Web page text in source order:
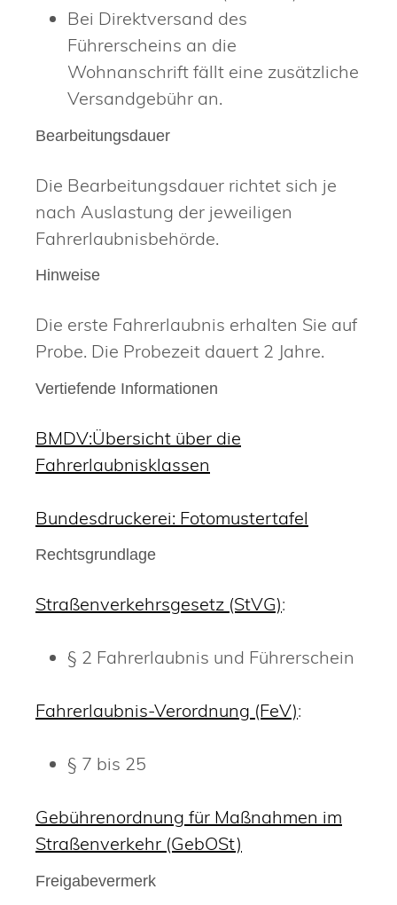
Bei Direktversand des
Führerscheins an die
Wohnanschrift fällt eine zusätzliche
Versandgebühr an.
Bearbeitungsdauer
Die Bearbeitungsdauer richtet sich je
nach Auslastung der jeweiligen
Fahrerlaubnisbehörde.
Hinweise
Die erste Fahrerlaubnis erhalten Sie auf
Probe. Die Probezeit dauert 2 Jahre.
Vertiefende Informationen
BMDV:Übersicht über die
Fahrerlaubnisklassen
Bundesdruckerei: Fotomustertafel
Rechtsgrundlage
Straßenverkehrsgesetz (StVG):
§ 2 Fahrerlaubnis und Führerschein
Fahrerlaubnis-Verordnung (FeV):
§ 7 bis 25
Gebührenordnung für Maßnahmen im
Straßenverkehr (GebOSt)
Freigabevermerk